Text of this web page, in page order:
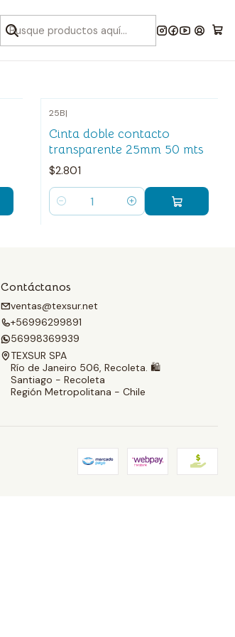
25B|
Cinta doble contacto
transparente 25mm 50 mts
$2.801
Cantidad
Contáctanos
ventas@texsur.net
+56996299891
56998369939
TEXSUR SPA
Río de Janeiro 506, Recoleta. 🛍️
Santiago - Recoleta
Región Metropolitana - Chile